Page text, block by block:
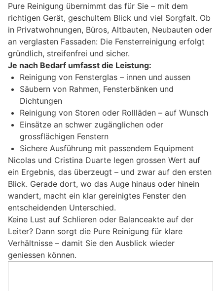
Pure Reinigung übernimmt das für Sie – mit dem
richtigen Gerät, geschultem Blick und viel Sorgfalt. Ob
in Privatwohnungen, Büros, Altbauten, Neubauten oder
an verglasten Fassaden: Die Fensterreinigung erfolgt
gründlich, streifenfrei und sicher.
Je nach Bedarf umfasst die Leistung:
Reinigung von Fensterglas – innen und aussen
Säubern von Rahmen, Fensterbänken und
Dichtungen
Reinigung von Storen oder Rollläden – auf Wunsch
Einsätze an schwer zugänglichen oder
grossflächigen Fenstern
Sichere Ausführung mit passendem Equipment
Nicolas und Cristina Duarte legen grossen Wert auf
ein Ergebnis, das überzeugt – und zwar auf den ersten
Blick. Gerade dort, wo das Auge hinaus oder hinein
wandert, macht ein klar gereinigtes Fenster den
entscheidenden Unterschied.
Keine Lust auf Schlieren oder Balanceakte auf der
Leiter? Dann sorgt die Pure Reinigung für klare
Verhältnisse – damit Sie den Ausblick wieder
geniessen können.